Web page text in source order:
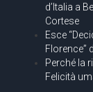
d’Italia a
Cortese
Esce
Florence”
Perché la
Felicità